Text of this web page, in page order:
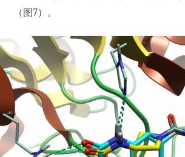
（图7）。